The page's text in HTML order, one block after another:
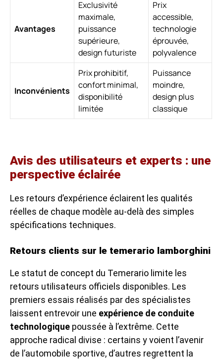
Avantages
Exclusivité
maximale,
puissance
supérieure,
design futuriste
Prix
accessible,
technologie
éprouvée,
polyvalence
Inconvénients
Prix prohibitif,
confort minimal,
disponibilité
limitée
Puissance
moindre,
design plus
classique
Avis des utilisateurs et experts : une
perspective éclairée
Les retours d’expérience éclairent les qualités
réelles de chaque modèle au-delà des simples
spécifications techniques.
Retours clients sur le temerario lamborghini
Le statut de concept du Temerario limite les
retours utilisateurs officiels disponibles. Les
premiers essais réalisés par des spécialistes
laissent entrevoir une expérience de conduite
technologique poussée à l’extrême. Cette
approche radical divise : certains y voient l’avenir
de l’automobile sportive, d’autres regrettent la